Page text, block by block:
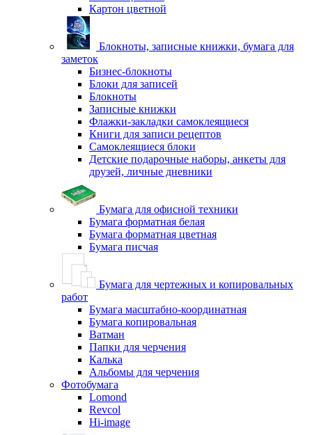
Картон цветной
Блокноты, записные книжки, бумага для
заметок
Бизнес-блокноты
Блоки для записей
Блокноты
Записные книжки
Флажки-закладки самоклеящиеся
Книги для записи рецептов
Самоклеящиеся блоки
Детские подарочные наборы, анкеты для
друзей, личные дневники
Бумага для офисной техники
Бумага форматная белая
Бумага форматная цветная
Бумага писчая
Бумага для чертежных и копировальных
работ
Бумага масштабно-координатная
Бумага копировальная
Ватман
Папки для черчения
Калька
Альбомы для черчения
Фотобумага
Lomond
Revcol
Hi-image